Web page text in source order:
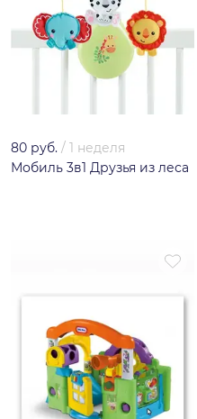
80 руб. / 1 неделя
Мобиль 3в1 Друзья из леса